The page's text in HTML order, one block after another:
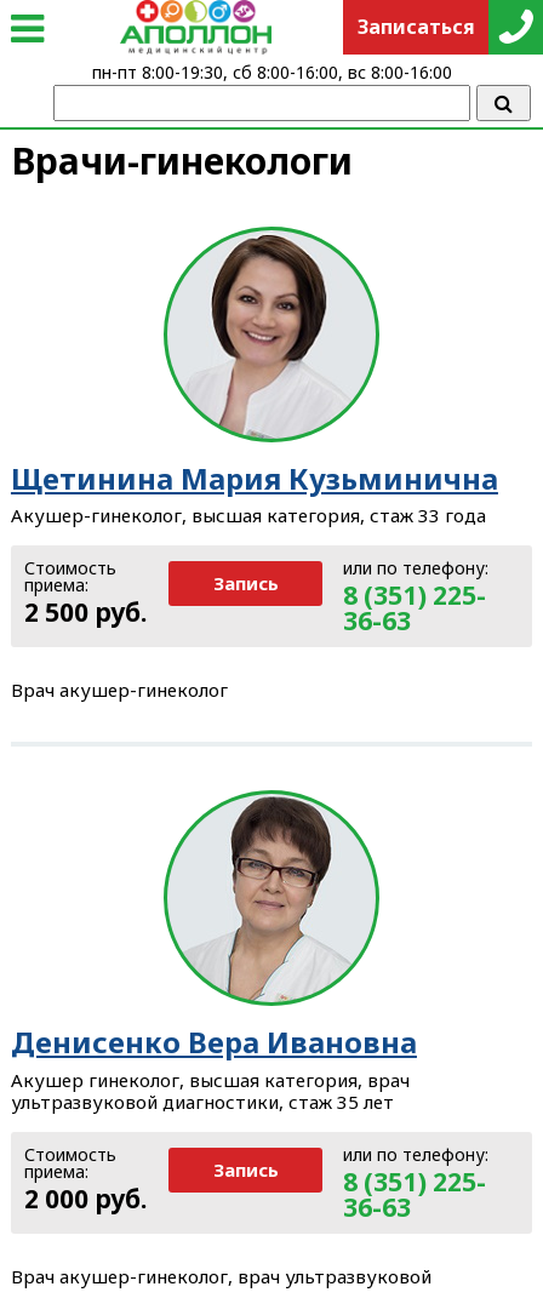
Врачи-гинекологи
Щетинина Мария Кузьминична
Акушер-гинеколог, высшая категория, стаж 33 года
или по телефону:
8 (351) 225-
36-63
Стоимость
приема:
2 500 руб.
Запись
Врач акушер-гинеколог
Денисенко Вера Ивановна
Акушер гинеколог, высшая категория, врач
ультразвуковой диагностики, стаж 35 лет
или по телефону:
8 (351) 225-
36-63
Стоимость
приема:
2 000 руб.
Запись
Врач акушер-гинеколог, врач ультразвуковой
Записаться
пн-пт 8:00-19:30, сб 8:00-16:00, вс 8:00-16:00